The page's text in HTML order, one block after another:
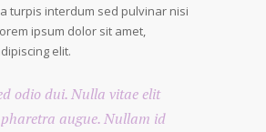
turpis interdum sed pulvinar nisi
ipsum dolor sit amet,
elit.
odio dui. Nulla vitae elit
augue. Nullam id